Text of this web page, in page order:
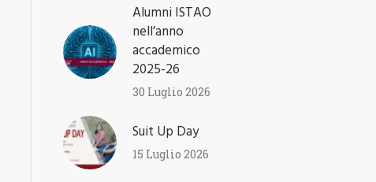
Alumni ISTAO
nell’anno
accademico
2025-26
30 Luglio 2026
Suit Up Day
15 Luglio 2026